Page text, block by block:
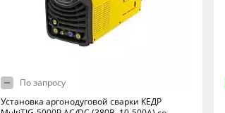
По запросу
Установка аргонодуговой сварки КЕДР